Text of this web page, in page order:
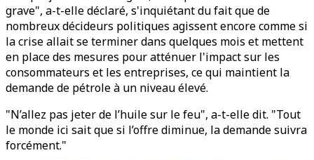
grave", a-t-elle déclaré, s'inquiétant du fait que de
nombreux décideurs politiques agissent encore comme si
la crise allait se terminer dans quelques mois et mettent
en place des mesures pour atténuer l'impact sur les
consommateurs et les entreprises, ce qui maintient la
demande de pétrole à un niveau élevé.
"N’allez pas jeter de l’huile sur le feu", a-t-elle dit. "Tout
le monde ici sait que si l’offre diminue, la demande suivra
forcément."